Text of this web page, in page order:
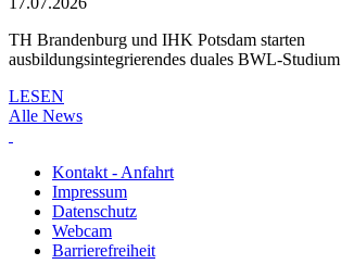
TH Brandenburg und IHK Potsdam starten
ausbildungsintegrierendes duales BWL-Studium
LESEN
Alle News
Kontakt - Anfahrt
Impressum
Datenschutz
Webcam
Barrierefreiheit